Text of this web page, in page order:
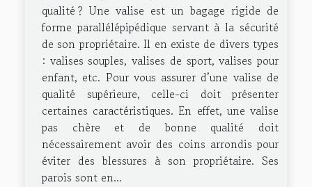
qualité ? Une valise est un bagage rigide de
forme parallélépipédique servant à la sécurité
de son propriétaire. Il en existe de divers types
: valises souples, valises de sport, valises pour
enfant, etc. Pour vous assurer d’une valise de
qualité supérieure, celle-ci doit présenter
certaines caractéristiques. En effet, une valise
pas chère et de bonne qualité doit
nécessairement avoir des coins arrondis pour
éviter des blessures à son propriétaire. Ses
parois sont en...